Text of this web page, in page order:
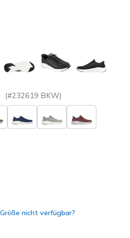
(#232619 BKW)
Größe nicht verfügbar?